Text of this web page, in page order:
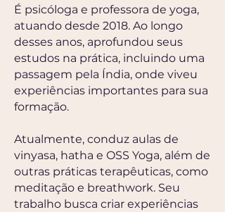
É psicóloga e professora de yoga,
atuando desde 2018. Ao longo
desses anos, aprofundou seus
estudos na prática, incluindo uma
passagem pela Índia, onde viveu
experiências importantes para sua
formação.
Atualmente, conduz aulas de
vinyasa, hatha e OSS Yoga, além de
outras práticas terapêuticas, como
meditação e breathwork. Seu
trabalho busca criar experiências